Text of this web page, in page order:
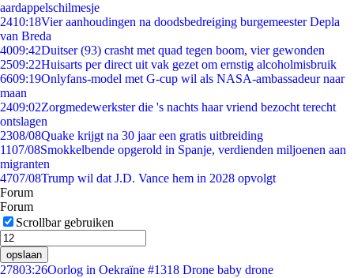
aardappelschilmesje
2410:18Vier aanhoudingen na doodsbedreiging burgemeester Depla
van Breda
4009:42Duitser (93) crasht met quad tegen boom, vier gewonden
2509:22Huisarts per direct uit vak gezet om ernstig alcoholmisbruik
6609:19Onlyfans-model met G-cup wil als NASA-ambassadeur naar
maan
2409:02Zorgmedewerkster die 's nachts haar vriend bezocht terecht
ontslagen
2308/08Quake krijgt na 30 jaar een gratis uitbreiding
1107/08Smokkelbende opgerold in Spanje, verdienden miljoenen aan
migranten
4707/08Trump wil dat J.D. Vance hem in 2028 opvolgt
Forum
Forum
Scrollbar gebruiken
opslaan
27803:26Oorlog in Oekraïne #1318 Drone baby drone